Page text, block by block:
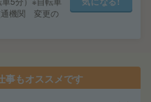
通機関 変更の
事もオススメです